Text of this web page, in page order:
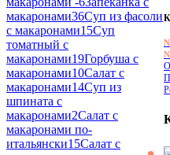
макаронами36Суп из фасоли
с макаронами15Суп
томатный с
макаронами19Горбуша с
макаронами10Салат с
макаронами14Суп из
шпината с
макаронами2Салат с
макаронами по-
итальянски15Салат с